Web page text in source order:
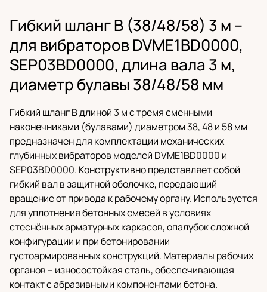
Гибкий шланг B (38/48/58) 3 м –
для вибраторов DVME1BD0000,
SEP03BD0000, длина вала 3 м,
диаметр булавы 38/48/58 мм
Гибкий шланг B длиной 3 м с тремя сменными
наконечниками (булавами) диаметром 38, 48 и 58 мм
предназначен для комплектации механических
глубинных вибраторов моделей DVME1BD0000 и
SEP03BD0000. Конструктивно представляет собой
гибкий вал в защитной оболочке, передающий
вращение от привода к рабочему органу. Используется
для уплотнения бетонных смесей в условиях
стеснённых арматурных каркасов, опалубок сложной
конфигурации и при бетонировании
густоармированных конструкций. Материалы рабочих
органов – износостойкая сталь, обеспечивающая
контакт с абразивными компонентами бетона.